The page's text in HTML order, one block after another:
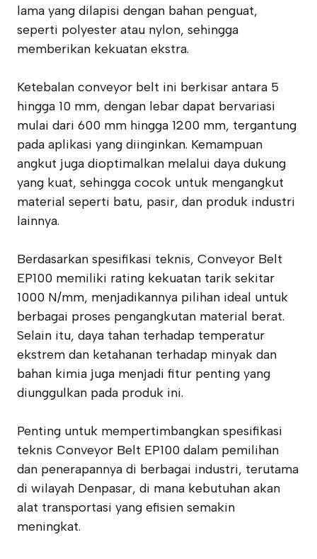
lama yang dilapisi dengan bahan penguat,
seperti polyester atau nylon, sehingga
memberikan kekuatan ekstra.
Ketebalan conveyor belt ini berkisar antara 5
hingga 10 mm, dengan lebar dapat bervariasi
mulai dari 600 mm hingga 1200 mm, tergantung
pada aplikasi yang diinginkan. Kemampuan
angkut juga dioptimalkan melalui daya dukung
yang kuat, sehingga cocok untuk mengangkut
material seperti batu, pasir, dan produk industri
lainnya.
Berdasarkan spesifikasi teknis, Conveyor Belt
EP100 memiliki rating kekuatan tarik sekitar
1000 N/mm, menjadikannya pilihan ideal untuk
berbagai proses pengangkutan material berat.
Selain itu, daya tahan terhadap temperatur
ekstrem dan ketahanan terhadap minyak dan
bahan kimia juga menjadi fitur penting yang
diunggulkan pada produk ini.
Penting untuk mempertimbangkan spesifikasi
teknis Conveyor Belt EP100 dalam pemilihan
dan penerapannya di berbagai industri, terutama
di wilayah Denpasar, di mana kebutuhan akan
alat transportasi yang efisien semakin
meningkat.